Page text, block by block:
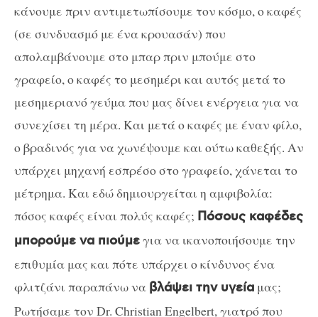
κάνουμε πριν αντιμετωπίσουμε τον κόσμο, ο καφές
(σε συνδυασμό με ένα κρουασάν) που
απολαμβάνουμε στο μπαρ πριν μπούμε στο
γραφείο, ο καφές το μεσημέρι και αυτός μετά το
μεσημεριανό γεύμα που μας δίνει ενέργεια για να
συνεχίσει τη μέρα. Και μετά ο καφές με έναν φίλο,
ο βραδινός για να χωνέψουμε και ούτω καθεξής. Αν
υπάρχει μηχανή εσπρέσο στο γραφείο, χάνεται το
μέτρημα. Και εδώ δημιουργείται η αμφιβολία:
πόσος καφές είναι πολύς καφές; Πόσους καφέδες
μπορούμε να πιούμεγια να ικανοποιήσουμε την
επιθυμία μας και πότε υπάρχει ο κίνδυνος ένα
φλιτζάνι παραπάνω να βλάψει την υγεία μας;
Ρωτήσαμε τον Dr. Christian Engelbert, γιατρό που